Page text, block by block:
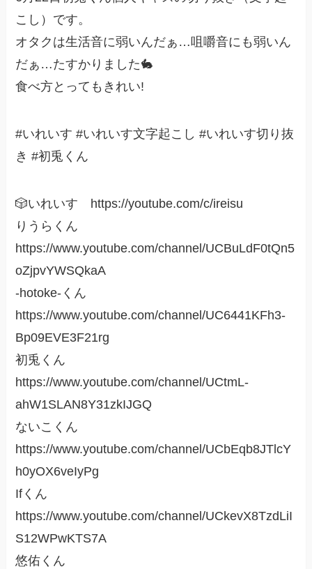
こし）です。
オタクは生活音に弱いんだぁ…咀嚼音にも弱いん
だぁ…たすかりました🐇
食べ方とってもきれい!
#いれいす #いれいす文字起こし #いれいす切り抜
き #初兎くん
🎲いれいす https://youtube.com/c/ireisu
りうらくん
https://www.youtube.com/channel/UCBuLdF0tQn5
oZjpvYWSQkaA
-hotoke-くん
https://www.youtube.com/channel/UC6441KFh3-
Bp09EVE3F21rg
初兎くん
https://www.youtube.com/channel/UCtmL-
ahW1SLAN8Y31zkIJGQ
ないこくん
https://www.youtube.com/channel/UCbEqb8JTlcY
h0yOX6veIyPg
Ifくん
https://www.youtube.com/channel/UCkevX8TzdLiI
S12WPwKTS7A
悠佑くん